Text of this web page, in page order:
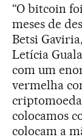
“O bitcoin
meses de
Betsi
Letícia
com um
vermelha
colocamos
colocam a